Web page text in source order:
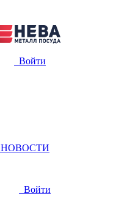
Войти
Войти